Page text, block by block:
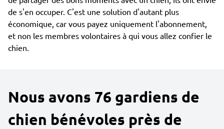
de s'en occuper. C'est une solution d'autant plus
économique, car vous payez uniquement l'abonnement,
et non les membres volontaires à qui vous allez confier le
chien.
Nous avons 76 gardiens de
chien bénévoles près de